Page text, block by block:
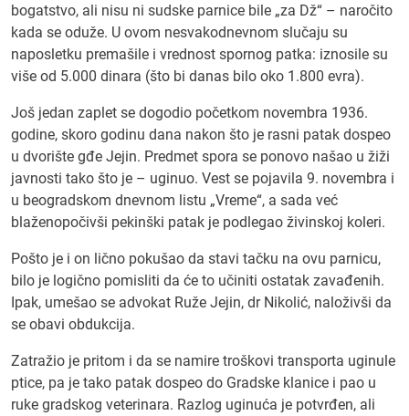
bogatstvo, ali nisu ni sudske parnice bile „za Dž“ – naročito
kada se oduže. U ovom nesvakodnevnom slučaju su
naposletku premašile i vrednost spornog patka: iznosile su
više od 5.000 dinara (što bi danas bilo oko 1.800 evra).
Još jedan zaplet se dogodio početkom novembra 1936.
godine, skoro godinu dana nakon što je rasni patak dospeo
u dvorište gđe Jejin. Predmet spora se ponovo našao u žiži
javnosti tako što je – uginuo. Vest se pojavila 9. novembra i
u beogradskom dnevnom listu „Vreme“, a sada već
blaženopočivši pekinški patak je podlegao živinskoj koleri.
Pošto je i on lično pokušao da stavi tačku na ovu parnicu,
bilo je logično pomisliti da će to učiniti ostatak zavađenih.
Ipak, umešao se advokat Ruže Jejin, dr Nikolić, naloživši da
se obavi obdukcija.
Zatražio je pritom i da se namire troškovi transporta uginule
ptice, pa je tako patak dospeo do Gradske klanice i pao u
ruke gradskog veterinara. Razlog uginuća je potvrđen, ali